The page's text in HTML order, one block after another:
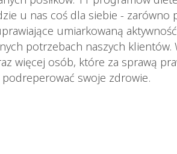
u nas coś dla siebie - zarówno
umiarkowaną
potrzebach naszych
więcej osób, które za sprawą
podreperować swoje zdrowie.